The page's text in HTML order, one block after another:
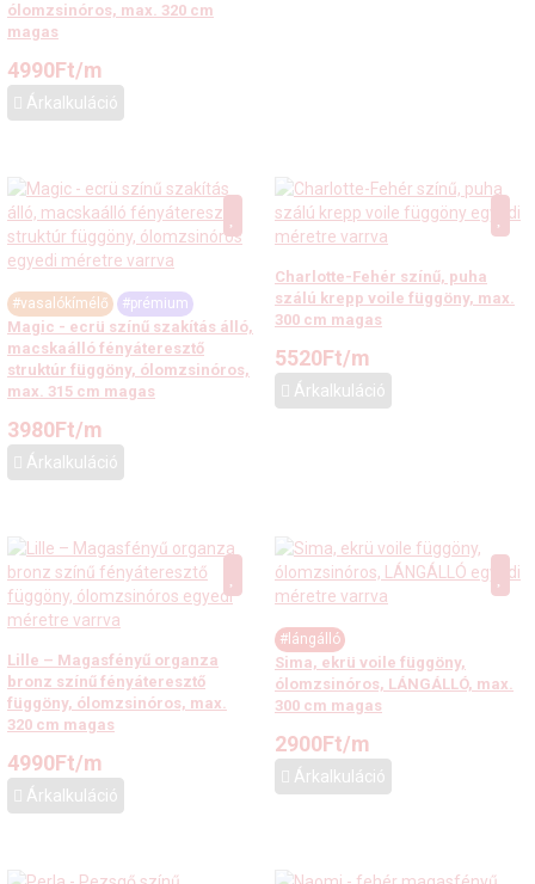
ólomzsinóros, max. 320 cm
magas
4990Ft/m
Árkalkuláció
#vasalókímélő #prémium
Magic - ecrü színű szakítás álló,
macskaálló fényáteresztő
struktúr függöny, ólomzsinóros,
max. 315 cm magas
3980Ft/m
Árkalkuláció
Charlotte-Fehér színű, puha
szálú krepp voile függöny, max.
300 cm magas
5520Ft/m
Árkalkuláció
Lille – Magasfényű organza
bronz színű fényáteresztő
függöny, ólomzsinóros, max.
320 cm magas
4990Ft/m
Árkalkuláció
#lángálló
Sima, ekrü voile függöny,
ólomzsinóros, LÁNGÁLLÓ, max.
300 cm magas
2900Ft/m
Árkalkuláció